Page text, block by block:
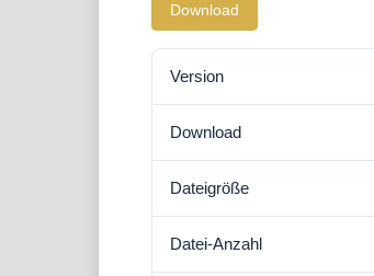
Download
Version
Download
Dateigröße
Datei-Anzahl